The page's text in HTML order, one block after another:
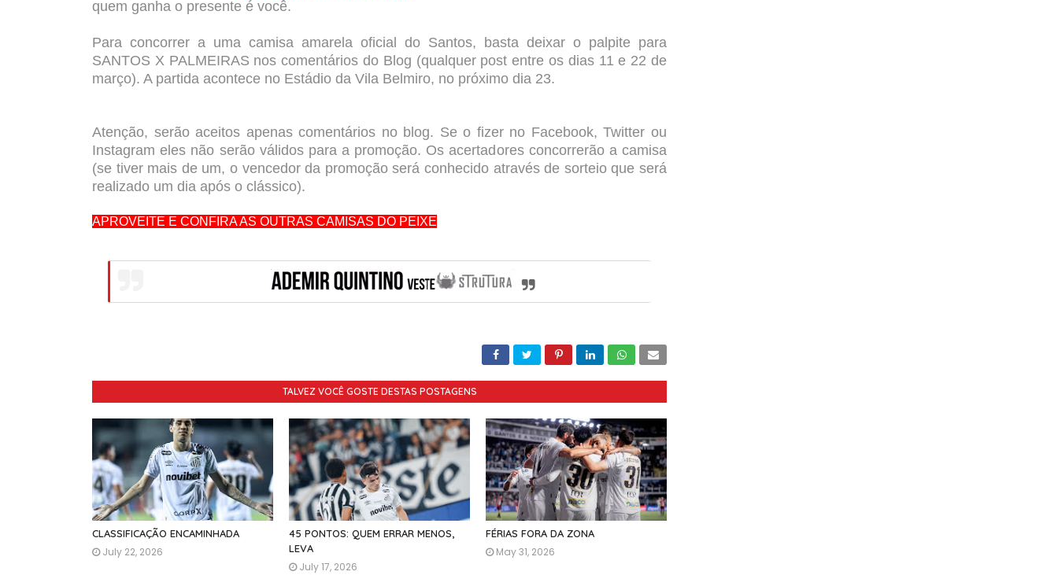
quem ganha o presente é você.
Para concorrer a uma camisa amarela oficial do Santos, basta deixar o palpite para
SANTOS X PALMEIRAS nos comentários do Blog (qualquer post entre os dias 11 e 22 de
março). A partida acontece no Estádio da Vila Belmiro, no próximo dia 23.
Atenção, serão aceitos apenas comentários no blog. Se o fizer no Facebook, Twitter ou
Instagram eles não serão válidos para a promoção. Os acertadores concorrerão a camisa
(se tiver mais de um, o vencedor da promoção será conhecido através de sorteio que será
realizado um dia após o clássico).
APROVEITE E CONFIRA AS OUTRAS CAMISAS DO PEIXE
TALVEZ VOCÊ GOSTE DESTAS POSTAGENS
CLASSIFICAÇÃO ENCAMINHADA
July 22, 2026
45 PONTOS: QUEM ERRAR MENOS,
LEVA
July 17, 2026
FÉRIAS FORA DA ZONA
May 31, 2026